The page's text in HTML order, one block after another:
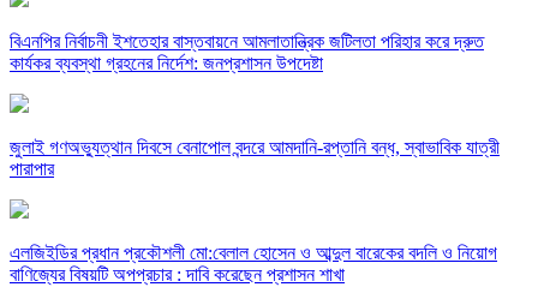
বিএনপির নির্বাচনী ইশতেহার বাস্তবায়নে আমলাতান্ত্রিক জটিলতা পরিহার করে দ্রুত
কার্যকর ব্যবস্থা গ্রহনের নির্দেশ: জনপ্রশাসন উপদেষ্টা
জুলাই গণঅভ্যুত্থান দিবসে বেনাপোল বন্দরে আমদানি-রপ্তানি বন্ধ, স্বাভাবিক যাত্রী
পারাপার
এলজিইডির প্রধান প্রকৌশলী মো:বেলাল হোসেন ও আব্দুল বারেকের বদলি ও নিয়োগ
বাণিজ্যের বিষয়টি অপপ্রচার : দাবি করেছেন প্রশাসন শাখা